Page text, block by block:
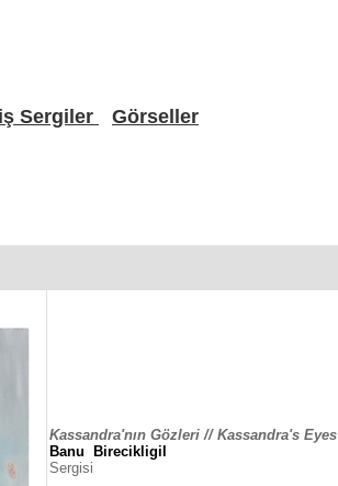
Sergiler Görseller
Kassandra'nın Gözleri // Kassandra's Eyes
Banu Birecikligil
Sergisi